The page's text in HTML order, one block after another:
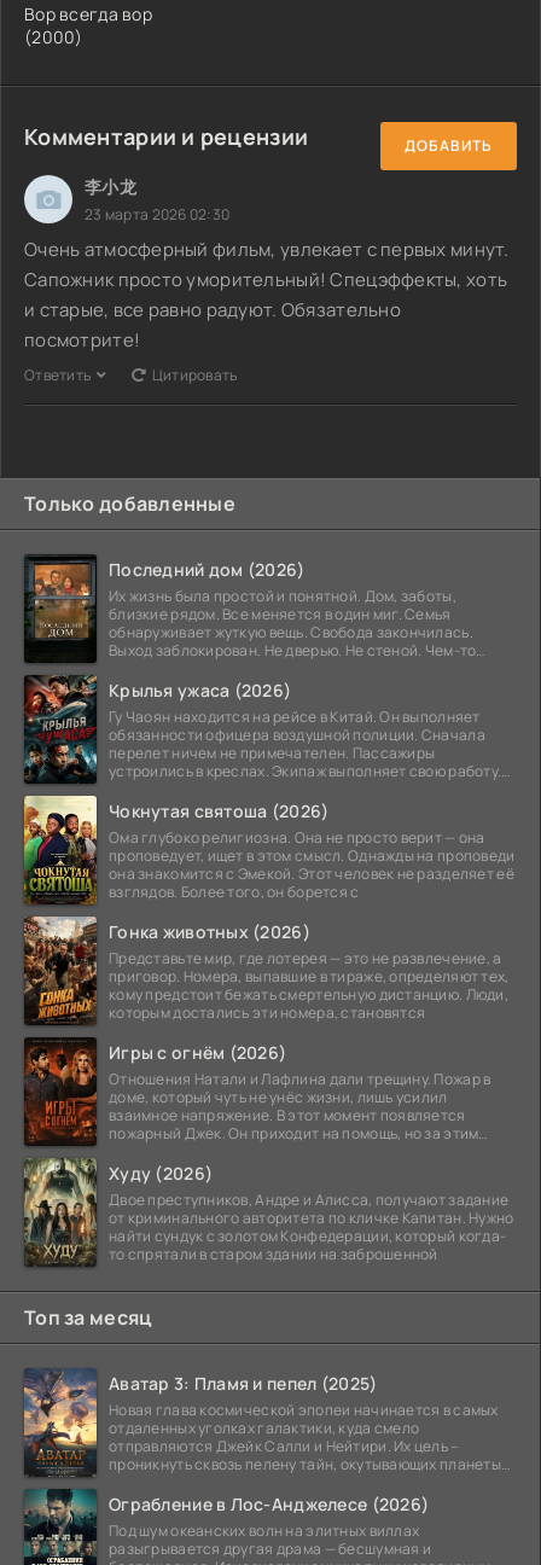
Вор всегда вор
(2000)
Комментарии и рецензии ДОБАВИТЬ
李小龙
23 марта 2026 02:30
Очень атмосферный фильм, увлекает с первых минут.
Сапожник просто уморительный! Спецэффекты, хоть
и старые, все равно радуют. Обязательно
посмотрите!
Ответить Цитировать
Только добавленные
Последний дом (2026)
Их жизнь была простой и понятной. Дом, заботы,
близкие рядом. Все меняется в один миг. Семья
обнаруживает жуткую вещь. Свобода закончилась.
Выход заблокирован. Не дверью. Не стеной. Чем-то
Крылья ужаса (2026)
Гу Чаоян находится на рейсе в Китай. Он выполняет
обязанности офицера воздушной полиции. Сначала
перелет ничем не примечателен. Пассажиры
устроились в креслах. Экипаж выполняет свою работу.
Чокнутая святоша (2026)
Ома глубоко религиозна. Она не просто верит — она
проповедует, ищет в этом смысл. Однажды на проповеди
она знакомится с Эмекой. Этот человек не разделяет её
взглядов. Более того, он борется с
Гонка животных (2026)
Представьте мир, где лотерея — это не развлечение, а
приговор. Номера, выпавшие в тираже, определяют тех,
кому предстоит бежать смертельную дистанцию. Люди,
которым достались эти номера, становятся
Игры с огнём (2026)
Отношения Натали и Лафлина дали трещину. Пожар в
доме, который чуть не унёс жизни, лишь усилил
взаимное напряжение. В этот момент появляется
пожарный Джек. Он приходит на помощь, но за этим
Худу (2026)
Двое преступников, Андре и Алисса, получают задание
от криминального авторитета по кличке Капитан. Нужно
найти сундук с золотом Конфедерации, который когда-
то спрятали в старом здании на заброшенной
Топ за месяц
Аватар 3: Пламя и пепел (2025)
Новая глава космической эпопеи начинается в самых
отдаленных уголках галактики, куда смело
отправляются Джейк Салли и Нейтири. Их цель –
проникнуть сквозь пелену тайн, окутывающих планеты
Ограбление в Лос-Анджелесе (2026)
Под шум океанских волн на элитных виллах
разыгрывается другая драма — бесшумная и